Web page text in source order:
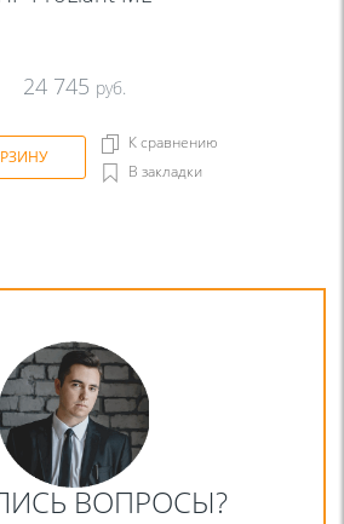
24 745 руб.
К сравнению
В закладки
ВОПРОСЫ?